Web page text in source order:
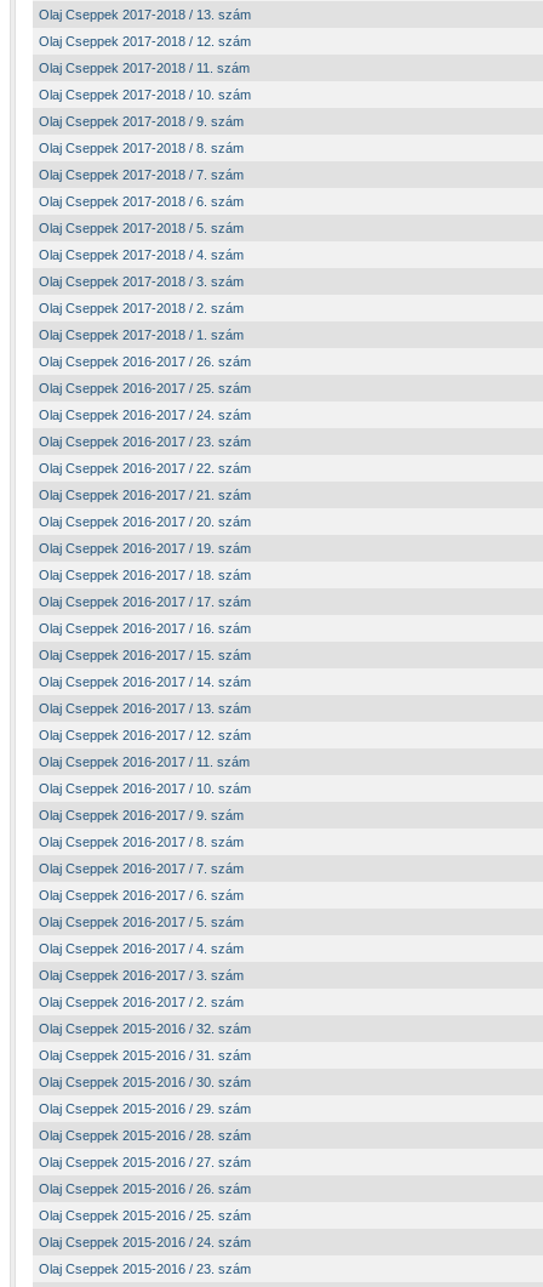
Olaj Cseppek 2017-2018 / 13. szám
Olaj Cseppek 2017-2018 / 12. szám
Olaj Cseppek 2017-2018 / 11. szám
Olaj Cseppek 2017-2018 / 10. szám
Olaj Cseppek 2017-2018 / 9. szám
Olaj Cseppek 2017-2018 / 8. szám
Olaj Cseppek 2017-2018 / 7. szám
Olaj Cseppek 2017-2018 / 6. szám
Olaj Cseppek 2017-2018 / 5. szám
Olaj Cseppek 2017-2018 / 4. szám
Olaj Cseppek 2017-2018 / 3. szám
Olaj Cseppek 2017-2018 / 2. szám
Olaj Cseppek 2017-2018 / 1. szám
Olaj Cseppek 2016-2017 / 26. szám
Olaj Cseppek 2016-2017 / 25. szám
Olaj Cseppek 2016-2017 / 24. szám
Olaj Cseppek 2016-2017 / 23. szám
Olaj Cseppek 2016-2017 / 22. szám
Olaj Cseppek 2016-2017 / 21. szám
Olaj Cseppek 2016-2017 / 20. szám
Olaj Cseppek 2016-2017 / 19. szám
Olaj Cseppek 2016-2017 / 18. szám
Olaj Cseppek 2016-2017 / 17. szám
Olaj Cseppek 2016-2017 / 16. szám
Olaj Cseppek 2016-2017 / 15. szám
Olaj Cseppek 2016-2017 / 14. szám
Olaj Cseppek 2016-2017 / 13. szám
Olaj Cseppek 2016-2017 / 12. szám
Olaj Cseppek 2016-2017 / 11. szám
Olaj Cseppek 2016-2017 / 10. szám
Olaj Cseppek 2016-2017 / 9. szám
Olaj Cseppek 2016-2017 / 8. szám
Olaj Cseppek 2016-2017 / 7. szám
Olaj Cseppek 2016-2017 / 6. szám
Olaj Cseppek 2016-2017 / 5. szám
Olaj Cseppek 2016-2017 / 4. szám
Olaj Cseppek 2016-2017 / 3. szám
Olaj Cseppek 2016-2017 / 2. szám
Olaj Cseppek 2015-2016 / 32. szám
Olaj Cseppek 2015-2016 / 31. szám
Olaj Cseppek 2015-2016 / 30. szám
Olaj Cseppek 2015-2016 / 29. szám
Olaj Cseppek 2015-2016 / 28. szám
Olaj Cseppek 2015-2016 / 27. szám
Olaj Cseppek 2015-2016 / 26. szám
Olaj Cseppek 2015-2016 / 25. szám
Olaj Cseppek 2015-2016 / 24. szám
Olaj Cseppek 2015-2016 / 23. szám